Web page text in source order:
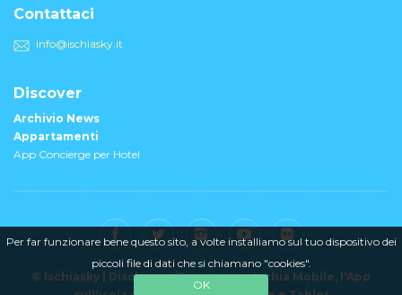
Per far funzionare bene questo sito, a volte installiamo sul tuo dispositivo dei
piccoli file di dati che si chiamano "cookies".
OK
Contattaci
info@ischiasky.it
Discover
Archivio News
Appartamenti
App Concierge per Hotel
© Ischiasky | Disclaimer/Privacy Ischia Mobile, l'App